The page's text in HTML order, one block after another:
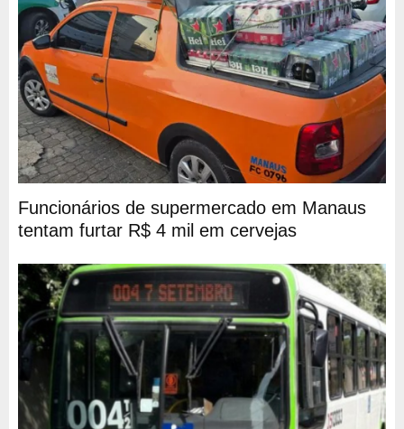
Funcionários de supermercado em Manaus
tentam furtar R$ 4 mil em cervejas